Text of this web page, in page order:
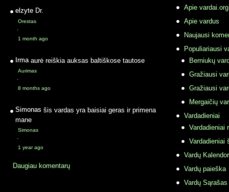
elzyte Dr.
Orestas
·
1 month ago
Irma aurė reiškia auksas baltiškose tautose
Aurimas
·
8 months ago
Simonas šis vardas yra baisiai geras ir primena
mane
Simonas
·
1 year ago
Daugiau komentarų
Apie vardai.org
Apie vardus
Naujausi
Populiariausi
Berniukų
Gražiausi
Gražiausi
Mergaičių
Vardadieniai
Vardadieniai
Vardadieniai
Vardų
Vardų paieška
Vardų Sąrašas